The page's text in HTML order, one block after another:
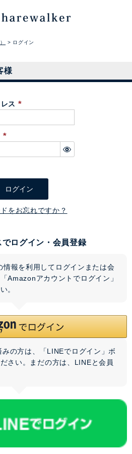
ログイン
様
ス
必
必
ログイン
をお忘れですか？
ログイン・会員登録
報を利用してログインまたは会
Amazonアカウントでログイン」
。
の方は、「LINEでログイン」ボ
さい。まだの方は、 LINEと会員